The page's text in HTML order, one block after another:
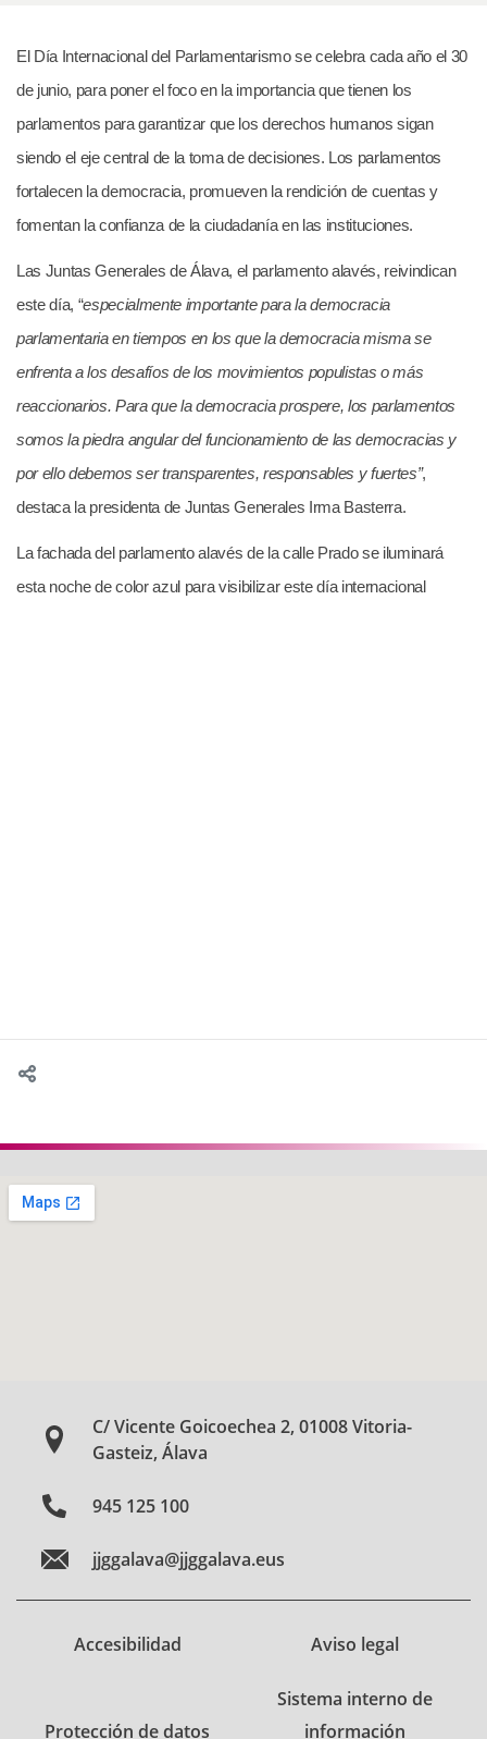
El Día Internacional del Parlamentarismo se celebra cada año el 30
de junio, para poner el foco en la importancia que tienen los
parlamentos para garantizar que los derechos humanos sigan
siendo el eje central de la toma de decisiones. Los parlamentos
fortalecen la democracia, promueven la rendición de cuentas y
fomentan la confianza de la ciudadanía en las instituciones.
Las Juntas Generales de Álava, el parlamento alavés, reivindican
este día, “especialmente importante para la democracia
parlamentaria en tiempos en los que la democracia misma se
enfrenta a los desafíos de los movimientos populistas o más
reaccionarios. Para que la democracia prospere, los parlamentos
somos la piedra angular del funcionamiento de las democracias y
por ello debemos ser transparentes, responsables y fuertes”,
destaca la presidenta de Juntas Generales Irma Basterra.
La fachada del parlamento alavés de la calle Prado se iluminará
esta noche de color azul para visibilizar este día internacional
C/ Vicente Goicoechea 2, 01008 Vitoria-
Gasteiz, Álava
945 125 100
jjggalava@jjggalava.eus
Accesibilidad Aviso legal
Protección de datos
Sistema interno de
información